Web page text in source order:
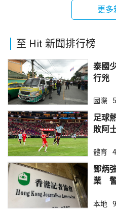
更多
至 Hit 新聞排行榜
泰國
行兇
國際
足球
敗阿
體育
鄧炳
業 警
本地